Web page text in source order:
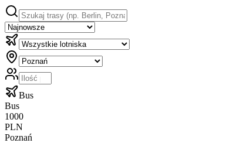
Bus
Bus
1000
PLN
Poznań